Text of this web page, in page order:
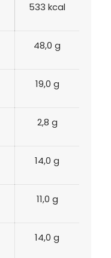
533 kcal
48,0 g
19,0 g
2,8 g
14,0 g
11,0 g
14,0 g